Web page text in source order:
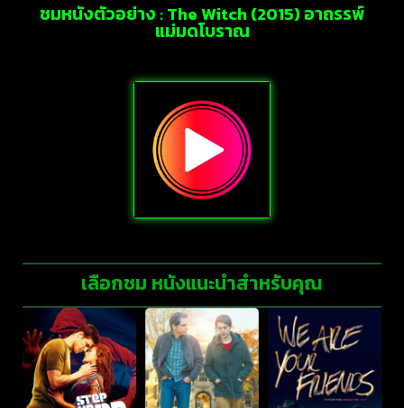
ชมหนังตัวอย่าง : The Witch (2015) อาถรรพ์
แม่มดโบราณ
เลือกชม หนังแนะนำสำหรับคุณ